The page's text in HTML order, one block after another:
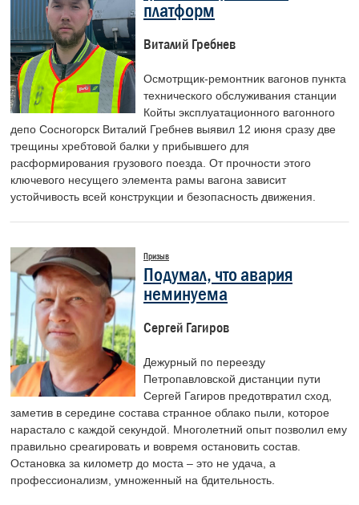
платформ
Виталий Гребнев
Осмотрщик-ремонтник вагонов пункта
технического обслуживания станции
Койты эксплуатационного вагонного
депо Сосногорск Виталий Гребнев выявил 12 июня сразу две
трещины хребтовой балки у прибывшего для
расформирования грузового поезда. От прочности этого
ключевого несущего элемента рамы вагона зависит
устойчивость всей конструкции и безопасность движения.
Призыв
Подумал, что авария
неминуема
Сергей Гагиров
Дежурный по переезду
Петропавловской дистанции пути
Сергей Гагиров предотвратил сход,
заметив в середине состава странное облако пыли, которое
нарастало с каждой секундой. Многолетний опыт позволил ему
правильно среагировать и вовремя остановить состав.
Остановка за километр до моста – это не удача, а
профессионализм, умноженный на бдительность.